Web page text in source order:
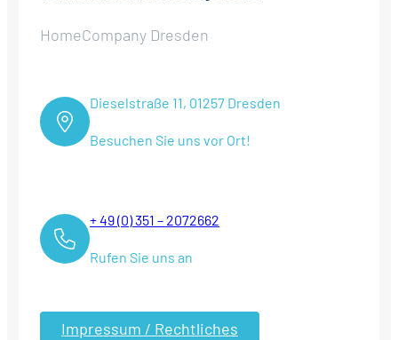
HomeCompany Dresden
Dieselstraße 11, 01257 Dresden
Besuchen Sie uns vor Ort!
+ 49 (0) 351 – 2072662
Rufen Sie uns an
Impressum / Rechtliches